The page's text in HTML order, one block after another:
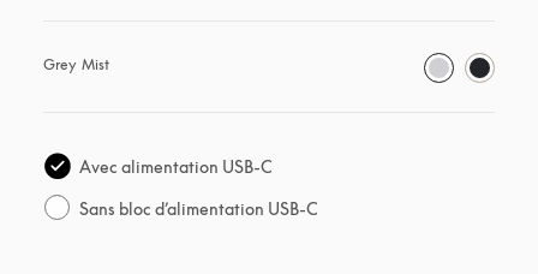
Grey Mist
Avec alimentation USB-C
Sans bloc d’alimentation USB-C